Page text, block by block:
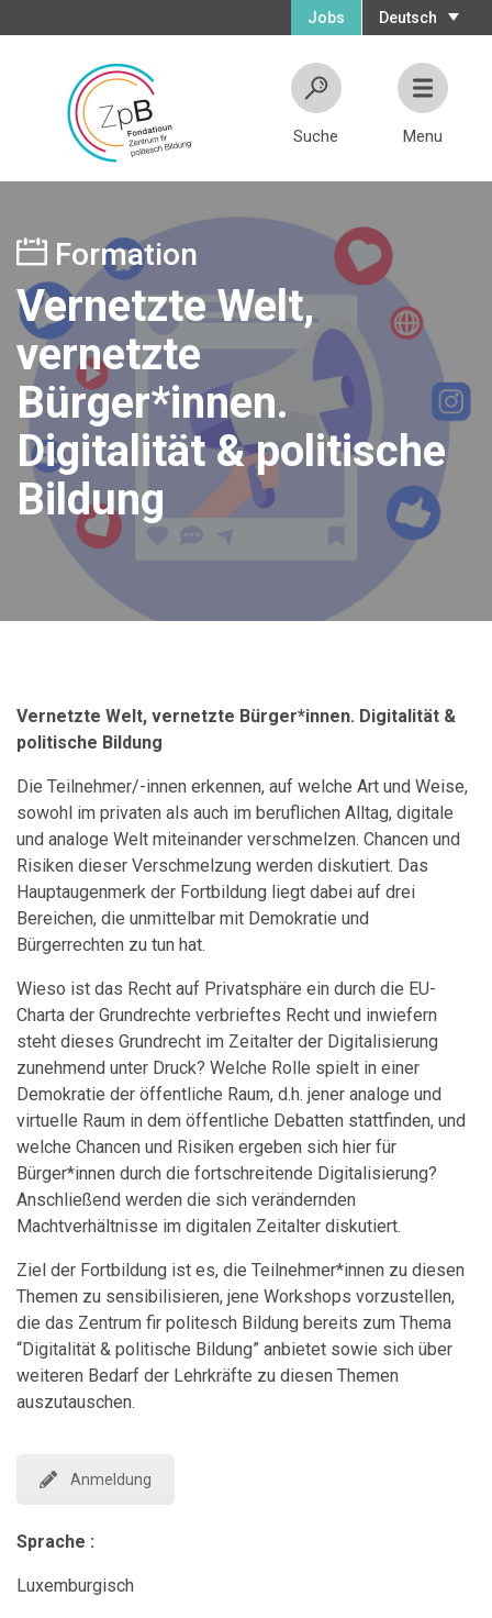
Deutsch
Jobs
Suche Menu
Formation
Vernetzte Welt,
vernetzte
Bürger*innen.
Digitalität & politische
Bildung
Vernetzte Welt, vernetzte Bürger*innen. Digitalität &
politische Bildung
Die Teilnehmer/-innen erkennen, auf welche Art und Weise,
sowohl im privaten als auch im beruflichen Alltag, digitale
und analoge Welt miteinander verschmelzen. Chancen und
Risiken dieser Verschmelzung werden diskutiert. Das
Hauptaugenmerk der Fortbildung liegt dabei auf drei
Bereichen, die unmittelbar mit Demokratie und
Bürgerrechten zu tun hat.
Wieso ist das Recht auf Privatsphäre ein durch die EU-
Charta der Grundrechte verbrieftes Recht und inwiefern
steht dieses Grundrecht im Zeitalter der Digitalisierung
zunehmend unter Druck? Welche Rolle spielt in einer
Demokratie der öffentliche Raum, d.h. jener analoge und
virtuelle Raum in dem öffentliche Debatten stattfinden, und
welche Chancen und Risiken ergeben sich hier für
Bürger*innen durch die fortschreitende Digitalisierung?
Anschließend werden die sich verändernden
Machtverhältnisse im digitalen Zeitalter diskutiert.
Ziel der Fortbildung ist es, die Teilnehmer*innen zu diesen
Themen zu sensibilisieren, jene Workshops vorzustellen,
die das Zentrum fir politesch Bildung bereits zum Thema
“Digitalität & politische Bildung” anbietet sowie sich über
weiteren Bedarf der Lehrkräfte zu diesen Themen
auszutauschen.
Anmeldung
Sprache :
Luxemburgisch